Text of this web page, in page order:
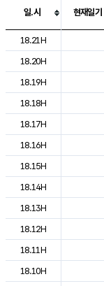
도시별 기상실황표로
일.시 현재일기
18.21H
18.20H
18.19H
18.18H
18.17H
18.16H
18.15H
18.14H
18.13H
18.12H
18.11H
18.10H